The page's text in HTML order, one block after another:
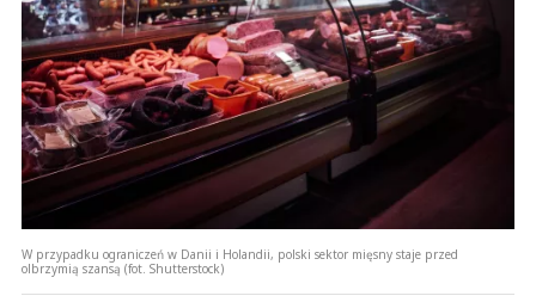
W przypadku ograniczeń w Danii i Holandii, polski sektor mięsny staje przed
olbrzymią szansą (fot. Shutterstock)